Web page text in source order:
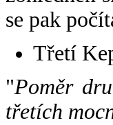
se pak
Třetí
"Poměr
třetích